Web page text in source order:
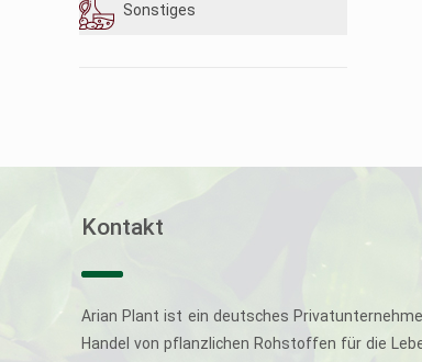
Sonstiges
Kontakt
Arian Plant ist ein deutsches
Handel von pflanzlichen Rohstoffen für die